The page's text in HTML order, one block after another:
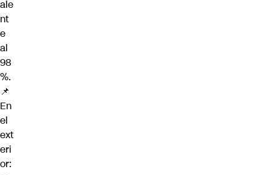
ale
nt
e
al
98
%.
📌
En
el
ext
eri
or: